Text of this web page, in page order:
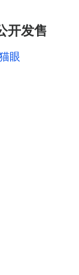
开发售
眼